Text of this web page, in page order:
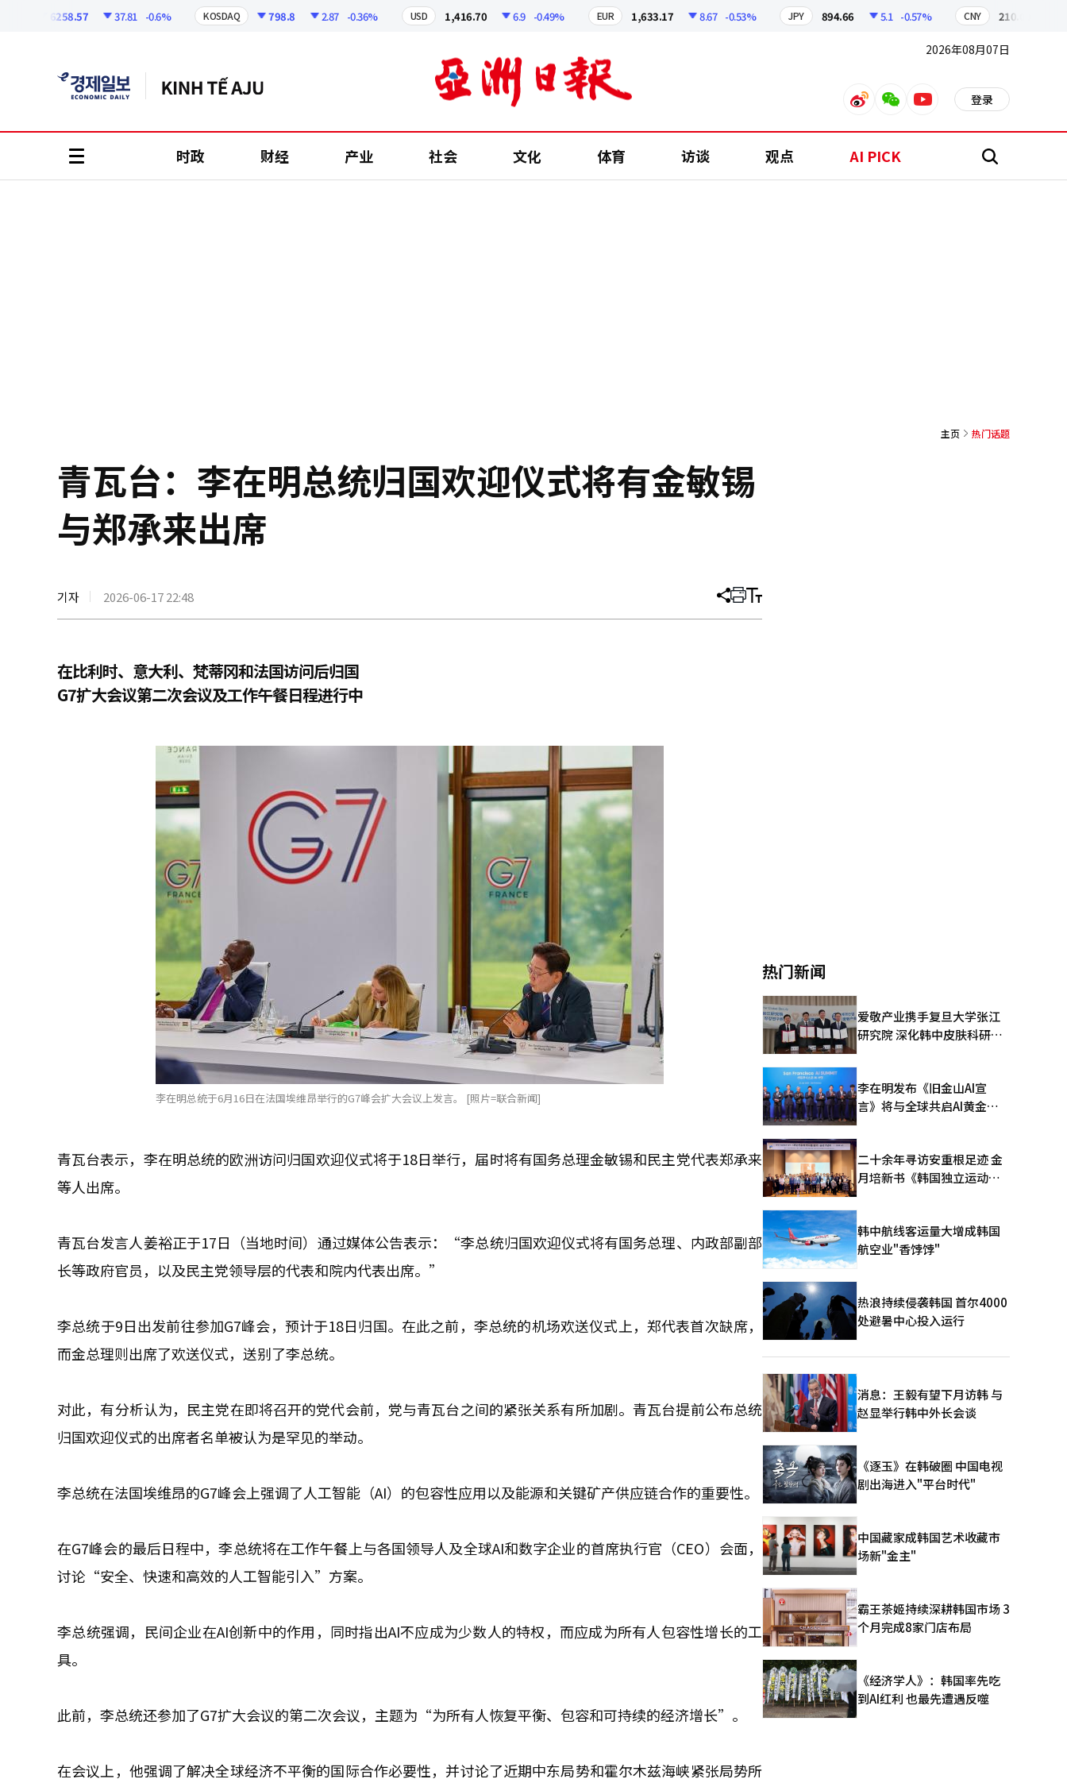
6258.57 37.81 -0.6% KOSDAQ 798.8 2.87 -0.36% USD 1,416.70 6.9 -0.49% EUR 1,633.17 8.67 -0.53% JPY 894.66 5.1 -0.57% CNY 210.00
2026年08月07日
weiboweixinyoutube 登录
时政 财经 产业 社会 文化 体育 访谈 观点 AI PICK 搜
主页 热门话题
青瓦台：李在明总统归国欢迎仪式将有金敏锡
与郑承来出席
기자 2026-06-17 22:48 分
文
打 调
大
在比利时、意大利、梵蒂冈和法国访问后归国
G7扩大会议第二次会议及工作午餐日程进行中
李在明总统于6月16日在法国埃维昂举行的G7峰会扩大会议上发言。 [照片=联合新闻]
青瓦台表示，李在明总统的欧洲访问归国欢迎仪式将于18日举行，届时将有国务总理金敏锡和民主党代表郑承来
等人出席。
青瓦台发言人姜裕正于17日（当地时间）通过媒体公告表示：“李总统归国欢迎仪式将有国务总理、内政部副部
长等政府官员，以及民主党领导层的代表和院内代表出席。”
李总统于9日出发前往参加G7峰会，预计于18日归国。在此之前，李总统的机场欢送仪式上，郑代表首次缺席，
而金总理则出席了欢送仪式，送别了李总统。
对此，有分析认为，民主党在即将召开的党代会前，党与青瓦台之间的紧张关系有所加剧。青瓦台提前公布总统
归国欢迎仪式的出席者名单被认为是罕见的举动。
李总统在法国埃维昂的G7峰会上强调了人工智能（AI）的包容性应用以及能源和关键矿产供应链合作的重要性。
在G7峰会的最后日程中，李总统将在工作午餐上与各国领导人及全球AI和数字企业的首席执行官（CEO）会面，
讨论“安全、快速和高效的人工智能引入”方案。
李总统强调，民间企业在AI创新中的作用，同时指出AI不应成为少数人的特权，而应成为所有人包容性增长的工
具。
此前，李总统还参加了G7扩大会议的第二次会议，主题为“为所有人恢复平衡、包容和可持续的经济增长”。
在会议上，他强调了解决全球经济不平衡的国际合作必要性，并讨论了近期中东局势和霍尔木兹海峡紧张局势所
热门新闻
爱敬产业携手复旦大学张江
研究院 深化韩中皮肤科研合
李在明发布《旧金山AI宣
言》将与全球共启AI黄金时
二十余年寻访安重根足迹 金
月培新书《韩国独立运动圣
韩中航线客运量大增成韩国
航空业"香饽饽"
热浪持续侵袭韩国 首尔4000
处避暑中心投入运行
消息：王毅有望下月访韩 与
赵显举行韩中外长会谈
《逐玉》在韩破圈 中国电视
剧出海进入"平台时代"
中国藏家成韩国艺术收藏市
场新"金主"
霸王茶姬持续深耕韩国市场 3
个月完成8家门店布局
《经济学人》：韩国率先吃
到AI红利 也最先遭遇反噬